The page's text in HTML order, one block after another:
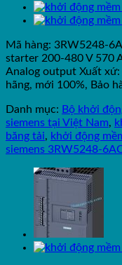
Mã hàng: 3RW5248-
starter 200-480 V 570
Analog output Xuất xứ:
hãng, mới 100%, Bảo
Danh mục: Bộ khởi
siemens tại Việt Nam,
băng tải, khởi động
siemens 3RW5248-